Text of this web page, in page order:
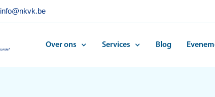
info@nkvk.be
Over ons Services Blog